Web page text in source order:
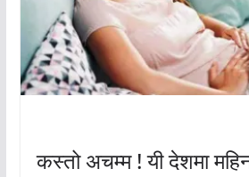
कस्तो अचम्म ! यी देशमा